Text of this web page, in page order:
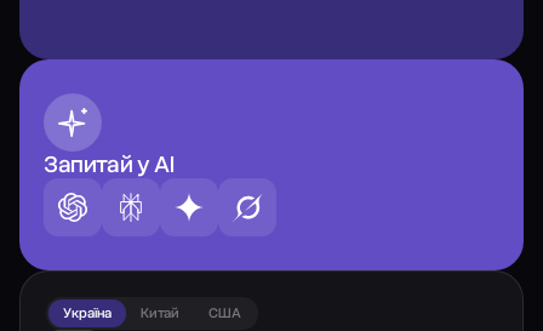
Запитай у AI
Україна Китай
США